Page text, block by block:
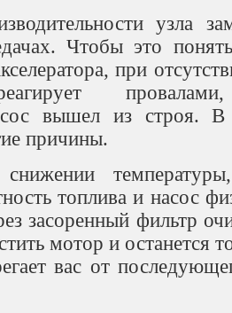
узла
Чтобы это
при
вышел из строя.
причины.
топлива и насос
засоренный фильтр
мотор и останется
вас от